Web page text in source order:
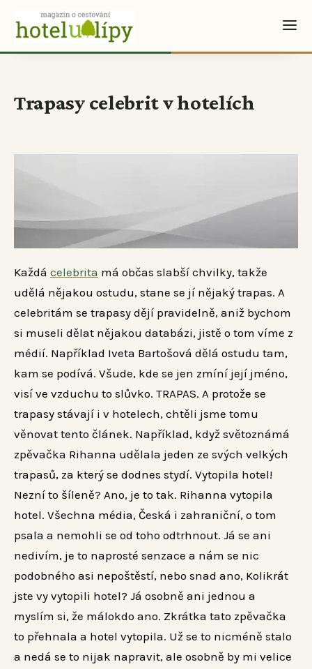
Trapasy celebrit v hotelích
Každá celebrita má občas slabší chvilky, takže
udělá nějakou ostudu, stane se jí nějaký trapas. A
celebritám se trapasy dějí pravidelně, aniž bychom
si museli dělat nějakou databázi, jistě o tom víme z
médií. Například Iveta Bartošová dělá ostudu tam,
kam se podívá. Všude, kde se jen zmíní její jméno,
visí ve vzduchu to slůvko. TRAPAS. A protože se
trapasy stávají i v hotelech, chtěli jsme tomu
věnovat tento článek. Například, když světoznámá
zpěvačka Rihanna udělala jeden ze svých velkých
trapasů, za který se dodnes stydí. Vytopila hotel!
Nezní to šíleně? Ano, je to tak. Rihanna vytopila
hotel. Všechna média, Česká i zahraniční, o tom
psala a nemohli se od toho odtrhnout. Já se ani
nedivím, je to naprosté senzace a nám se nic
podobného asi nepoštěstí, nebo snad ano, Kolikrát
jste vy vytopili hotel? Já osobně ani jednou a
myslím si, že málokdo ano. Zkrátka tato zpěvačka
to přehnala a hotel vytopila. Už se to nicméně stalo
a nedá se to nijak napravit, ale osobně by mi velice